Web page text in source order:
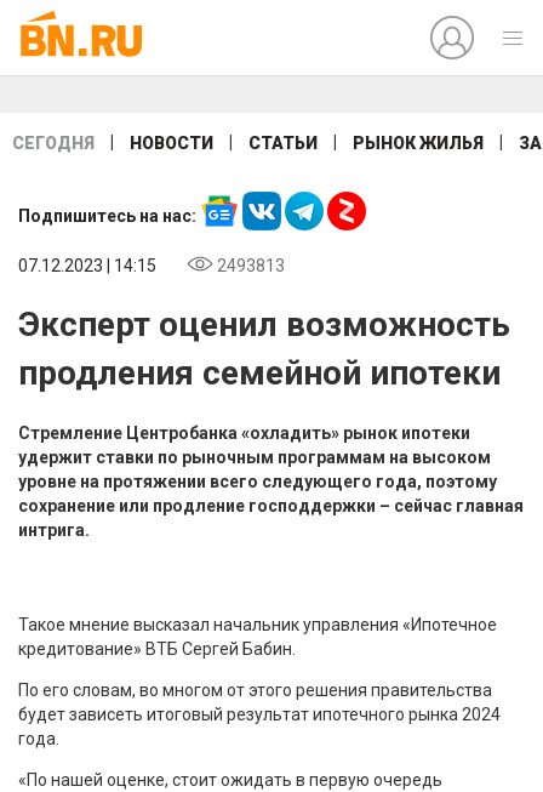
СЕГОДНЯ НОВОСТИ СТАТЬИ РЫНОК ЖИЛЬЯ
Подпишитесь на нас:
07.12.2023 | 14:15 2493813
Эксперт оценил возможность
продления семейной ипотеки
Стремление Центробанка «охладить» рынок ипотеки
удержит ставки по рыночным программам на высоком
уровне на протяжении всего следующего года, поэтому
сохранение или продление господдержки – сейчас главная
интрига.
Такое мнение высказал начальник управления «Ипотечное
кредитование» ВТБ Сергей Бабин.
По его словам, во многом от этого решения правительства
будет зависеть итоговый результат ипотечного рынка 2024
года.
«По нашей оценке, стоит ожидать в первую очередь